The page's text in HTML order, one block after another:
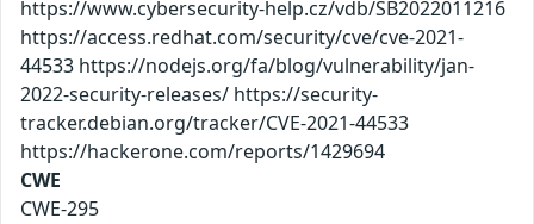
https://www.cybersecurity-help.cz/vdb/SB2022011216
https://access.redhat.com/security/cve/cve-2021-
44533 https://nodejs.org/fa/blog/vulnerability/jan-
2022-security-releases/ https://security-
tracker.debian.org/tracker/CVE-2021-44533
https://hackerone.com/reports/1429694
CWE
CWE-295